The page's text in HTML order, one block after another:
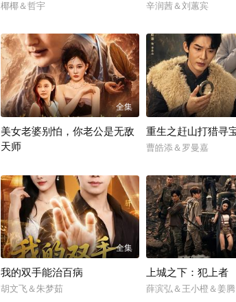
椰椰＆哲宇 辛润茜＆刘蕙宾
全集
美女老婆别怕，你老公是无敌
天师
重生之赶山打猎寻
曹皓添＆罗曼嘉
全集
我的双手能治百病
胡文飞＆朱梦茹
上城之下：犯上者
薛滨弘＆王小橙＆姜